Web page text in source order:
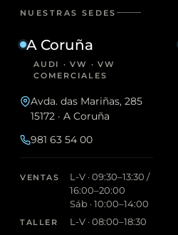
NUESTRAS SEDES
A Coruña
AUDI · VW · VW
COMERCIALES
Avda. das Mariñas, 285
15172 · A Coruña
981 63 54 00
VENTAS
L-V · 09:30–13:30 /
16:00–20:00
Sáb · 10:00–14:00
TALLER L-V · 08:00–18:30